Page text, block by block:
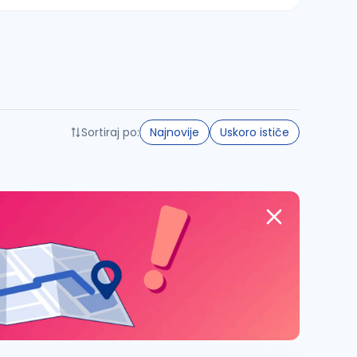
Sortiraj po: Najnovije Uskoro ističe